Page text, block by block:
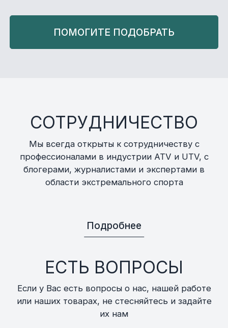
ПОМОГИТЕ ПОДОБРАТЬ
СОТРУДНИЧЕСТВО
Мы всегда открыты к сотрудничеству с
профессионалами в индустрии ATV и UTV, с
блогерами, журналистами и экспертами в
области экстремального спорта
Подробнее
ЕСТЬ ВОПРОСЫ
Если у Вас есть вопросы о нас, нашей работе
или наших товарах, не стесняйтесь и задайте
их нам